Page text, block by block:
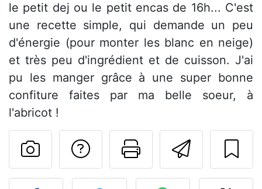
le petit dej ou le petit encas de 16h... C'est
une recette simple, qui demande un peu
d'énergie (pour monter les blanc en neige)
et très peu d'ingrédient et de cuisson. J'ai
pu les manger grâce à une super bonne
confiture faites par ma belle soeur, à
l'abricot !
Imprimer
Poser une
Publier votre photo de